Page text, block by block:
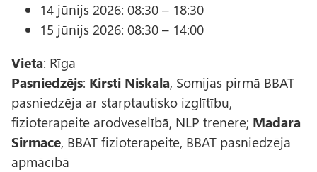
14 jūnijs 2026: 08:30 – 18:30
15 jūnijs 2026: 08:30 – 14:00
Vieta: Rīga
Pasniedzējs: Kirsti Niskala, Somijas pirmā BBAT
pasniedzēja ar starptautisko izglītību,
fizioterapeite arodveselībā, NLP trenere; Madara
Sirmace, BBAT fizioterapeite, BBAT pasniedzēja
apmācībā